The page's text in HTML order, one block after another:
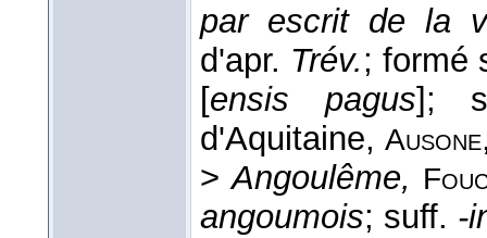
par escrit de la
d'apr. Trév.; formé
[ensis pagus];
d'Aquitaine,Ausone
>Angoulême,
angoumois; suff. -